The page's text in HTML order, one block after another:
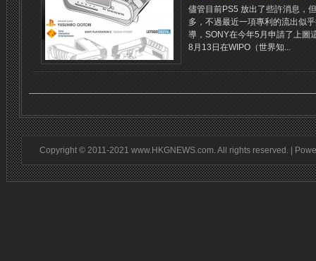
儘管目前PS5 放出了些許消息，
多，不過最近一項專利的流出似
導，SONY在今年5月申請了上圖
8月13日在WIPO（世界知...
Copyright © 2011-2021 www.HKGNEWS.com. All rights reserved. |